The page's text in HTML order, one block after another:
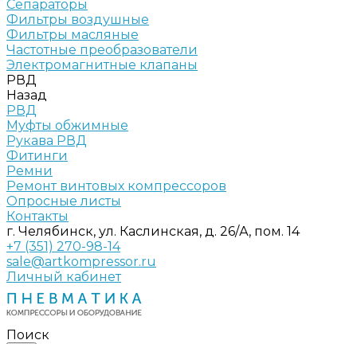
Сепараторы
Фильтры воздушные
Фильтры масляные
Частотные преобразователи
Электромагнитные клапаны
РВД
Назад
РВД
Муфты обжимные
Рукава РВД
Фитинги
Ремни
Ремонт винтовых компрессоров
Опросные листы
Контакты
г. Челябинск, ул. Каслинская, д. 26/А, пом. 14
+7 (351) 270-98-14
sale@artkompressor.ru
Личный кабинет
Поиск